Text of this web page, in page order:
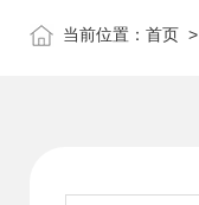
当前位置： 首页 >